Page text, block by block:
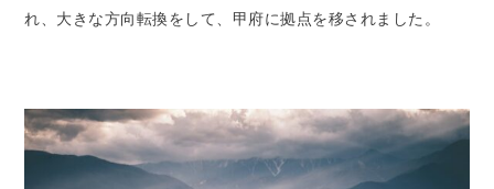
れ、大きな方向転換をして、甲府に拠点を移されました。